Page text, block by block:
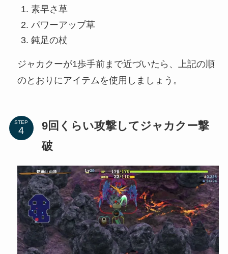
素早さ草
パワーアップ草
鈍足の杖
ジャカクーが1歩手前まで近づいたら、上記の順
のとおりにアイテムを使用しましょう。
STEP
9回くらい攻撃してジャカクー撃
破